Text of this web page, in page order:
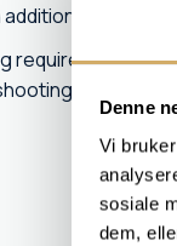
Denne
Vi
sosiale
dem,
FTIR data
requires
and that